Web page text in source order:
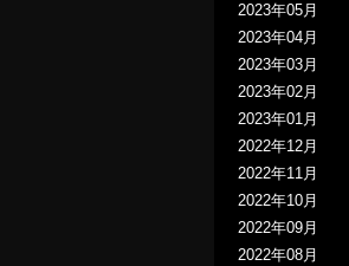
2023年05月
2023年04月
2023年03月
2023年02月
2023年01月
2022年12月
2022年11月
2022年10月
2022年09月
2022年08月